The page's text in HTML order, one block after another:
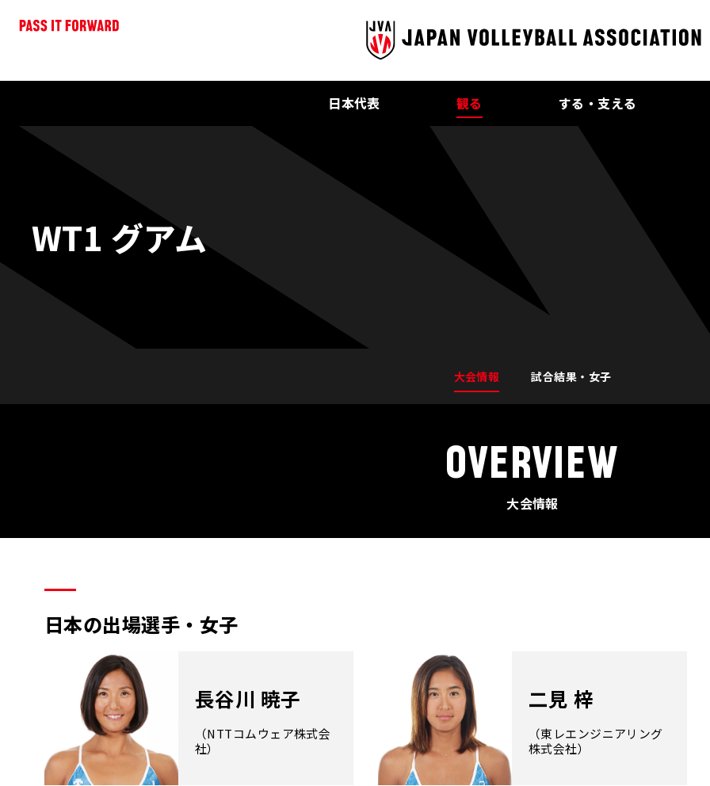
日本代表 観る する・支える
WT1 グアム
大会情報 試合結果・女子
OVERVIEW
大会情報
日本の出場選手・女子
長谷川 暁子
（NTTコムウェア株式会
社）
二見 梓
（東レエンジニアリング
株式会社）